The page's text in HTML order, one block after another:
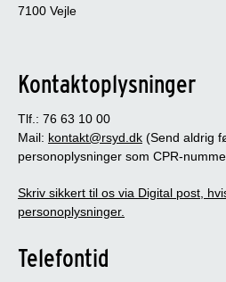
7100 Vejle
Kontaktoplysninger
Tlf.: 76 63 10 00
Mail: kontakt@rsyd.dk (Send aldrig
personoplysninger som CPR-
Skriv sikkert til os via Digital post,
personoplysninger.
Telefontid